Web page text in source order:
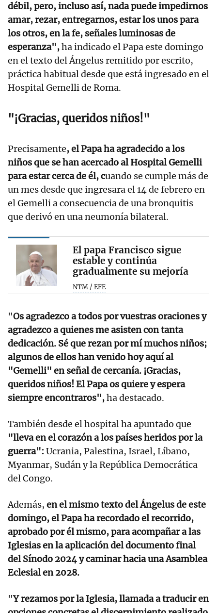
débil, pero, incluso así, nada puede impedirnos
amar, rezar, entregarnos, estar los unos para
los otros, en la fe, señales luminosas de
esperanza",ha indicado el Papa este domingo
en el texto del Ángelus remitido por escrito,
práctica habitual desde que está ingresado en el
Hospital Gemelli de Roma.
"¡Gracias, queridos niños!"
Precisamente, el Papa ha agradecido a los
niños que se han acercado al Hospital Gemelli
para estar cerca de él, cuando se cumple más de
un mes desde que ingresara el 14 de febrero en
el Gemelli a consecuencia de una bronquitis
que derivó en una neumonía bilateral.
El papa Francisco sigue
estable y continúa
gradualmente su mejoría
NTM / EFE
"Os agradezco a todos por vuestras oraciones y
agradezco a quienes me asisten con tanta
dedicación. Sé que rezan por mí muchos niños;
algunos de ellos han venido hoy aquí al
"Gemelli" en señal de cercanía. ¡Gracias,
queridos niños! El Papa os quiere y espera
siempre encontraros",ha destacado.
También desde el hospital ha apuntado que
"lleva en el corazón a los países heridos por la
guerra": Ucrania, Palestina, Israel, Líbano,
Myanmar, Sudán y la República Democrática
del Congo.
Además, en el mismo texto del Ángelus de este
domingo, el Papa ha recordado el recorrido,
aprobado por él mismo, para acompañar a las
Iglesias en la aplicación del documento final
del Sínodo 2024 y caminar hacia una Asamblea
Eclesial en 2028.
"Y rezamos por la Iglesia, llamada a traducir en